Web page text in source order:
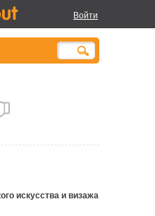
Войти
искусства и визажа